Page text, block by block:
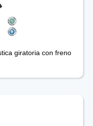
giratoria con freno